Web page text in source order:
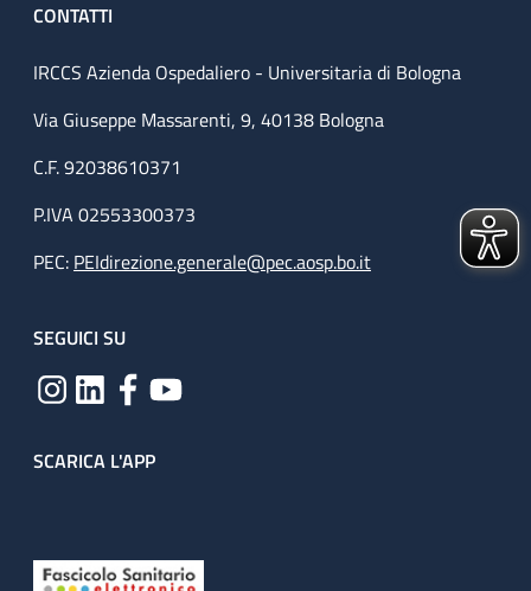
CONTATTI
IRCCS Azienda Ospedaliero - Universitaria di Bologna
Via Giuseppe Massarenti, 9, 40138 Bologna
C.F. 92038610371
P.IVA 02553300373
PEC: PEIdirezione.generale@pec.aosp.bo.it
SEGUICI SU
SCARICA L'APP